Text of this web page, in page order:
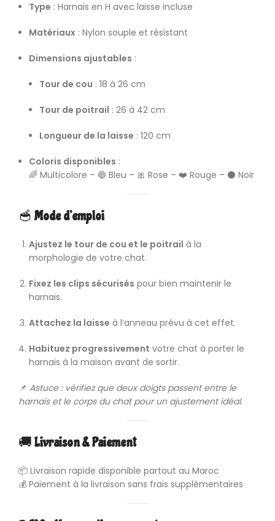
Type : Harnais en H avec laisse incluse
Matériaux : Nylon souple et résistant
Dimensions ajustables :
Tour de cou : 18 à 26 cm
Tour de poitrail : 26 à 42 cm
Longueur de la laisse : 120 cm
Coloris disponibles :
🌈 Multicolore – 🔵 Bleu – 🎀 Rose – ❤️ Rouge – ⚫ Noir
🥣Mode d’emploi
Ajustez le tour de cou et le poitrail à la
morphologie de votre chat.
Fixez les clips sécurisés pour bien maintenir le
harnais.
Attachez la laisse à l’anneau prévu à cet effet.
Habituez progressivement votre chat à porter le
harnais à la maison avant de sortir.
📌 Astuce : vérifiez que deux doigts passent entre le
harnais et le corps du chat pour un ajustement idéal.
🚚Livraison & Paiement
📦 Livraison rapide disponible partout au Maroc
💰 Paiement à la livraison sans frais supplémentaires